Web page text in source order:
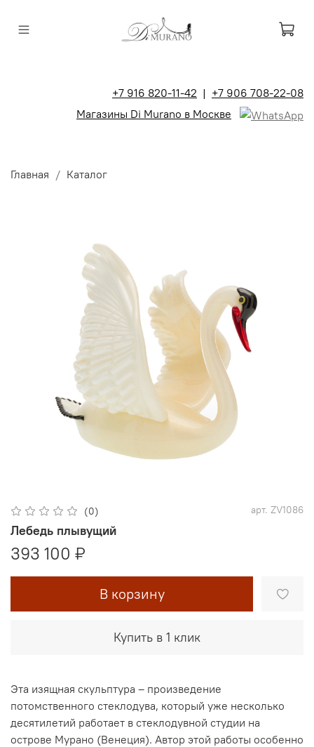
+7 916 820-11-42 | +7 906 708-22-08
Магазины Di Murano в Москве
Главная Каталог
(0) арт. ZV1086
Лебедь плывущий
393 100 ₽
В корзину
Купить в 1 клик
Эта изящная скульптура – произведение
потомственного стеклодува, который уже несколько
десятилетий работает в стеклодувной студии на
острове Мурано (Венеция). Автор этой работы особенно